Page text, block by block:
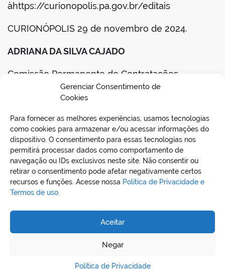
Gerenciar Consentimento de
Cookies
Para fornecer as melhores experiências, usamos tecnologias
como cookies para armazenar e/ou acessar informações do
dispositivo. O consentimento para essas tecnologias nos
permitirá processar dados como comportamento de
navegação ou IDs exclusivos neste site. Não consentir ou
retirar o consentimento pode afetar negativamente certos
recursos e funções. Acesse nossa Política de Privacidade e
Termos de uso.
Aceitar
Negar
Política de Privacidade
àhttps://curionopolis.pa.gov.br/editais
CURIONÓPOLIS 29 de novembro de 2024.
ADRIANA DA SILVA CAJADO
Comissão Permanente de Contratações
Portaria nº 001/2024-GP
BAIXAR EDITAL
REDES SOCIAIS